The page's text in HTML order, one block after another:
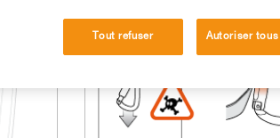
Tout refuser Autoriser